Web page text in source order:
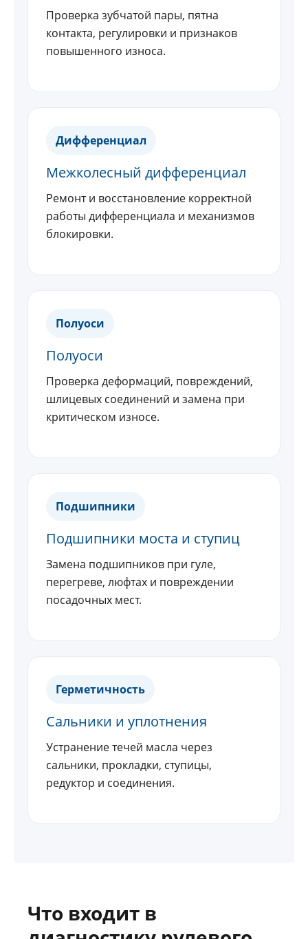
Проверка зубчатой пары, пятна
контакта, регулировки и признаков
повышенного износа.
Дифференциал
Межколесный дифференциал
Ремонт и восстановление корректной
работы дифференциала и механизмов
блокировки.
Полуоси
Полуоси
Проверка деформаций, повреждений,
шлицевых соединений и замена при
критическом износе.
Подшипники
Подшипники моста и ступиц
Замена подшипников при гуле,
перегреве, люфтах и повреждении
посадочных мест.
Герметичность
Сальники и уплотнения
Устранение течей масла через
сальники, прокладки, ступицы,
редуктор и соединения.
Что входит в